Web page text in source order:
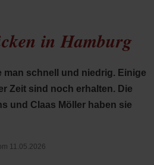
e.V.
Reichtum(Öffnet
neuen
Tab)
Krieg in
in
neuen
Tab)
denken Krieg in der Ukraine
Podcast »Veranstaltungen«
Schriftgröße ändern:
in Hamburg
man schnell und niedrig. Einige
Zeit sind noch erhalten. Die
und Claas Möller haben sie
11.05.2026